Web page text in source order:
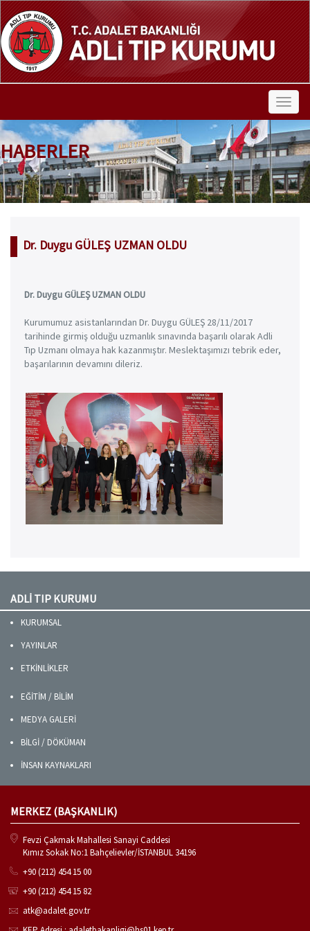
HABERLER
Dr. Duygu GÜLEŞ UZMAN OLDU
Dr. Duygu GÜLEŞ UZMAN OLDU
Kurumumuz asistanlarından Dr. Duygu GÜLEŞ 28/11/2017
tarihinde girmiş olduğu uzmanlık sınavında başarılı olarak Adli
Tıp Uzmanı olmaya hak kazanmıştır. Meslektaşımızı tebrik eder,
başarılarının devamını dileriz.
ADLİ TIP KURUMU
KURUMSAL
YAYINLAR
ETKİNLİKLER
EĞİTİM / BİLİM
MEDYA GALERİ
BİLGİ / DÖKÜMAN
İNSAN KAYNAKLARI
MERKEZ (BAŞKANLIK)
Fevzi Çakmak Mahallesi Sanayi Caddesi
Kımız Sokak No:1 Bahçelievler/İSTANBUL 34196
+90 (212) 454 15 00
+90 (212) 454 15 82
atk@adalet.gov.tr